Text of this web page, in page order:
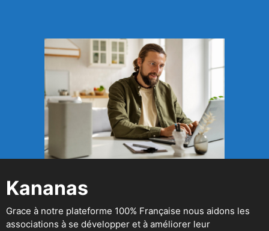
Kananas
Grace à notre plateforme 100% Française nous aidons les
associations à se développer et à améliorer leur